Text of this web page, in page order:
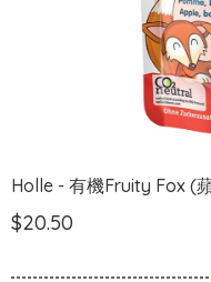
Holle - 有機Fruity Fox (
$20.50